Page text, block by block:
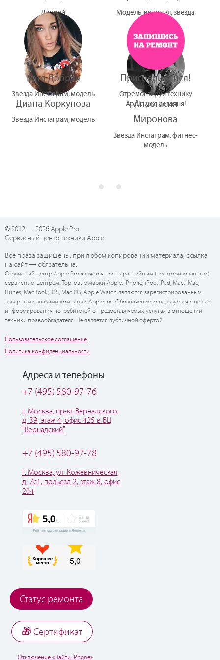
Диджей
Модель, ведущая, звезда
Диана Коркунова
Звезда Инстаграм, модель
Анастасия
Миронова
Звезда Инстаграм, фитнес-
модель
Катя Добрая
Звезда Инстаграм, модель
Присоединяйся!
Отремонтируй технику
Apple уже сегодня!
© 2012 — 2026 Apple Pro
Сервисный центр техники Apple
Все права защищены, при любом копировании материала, ссылка
на сайт — обязательна.
Сервисный центр Apple Pro является постгарантийным (неавторизованным)
сервисным центром. Торговые марки Apple, iPhone, iPod, iPad, Mac, iMac,
iTunes, MacBook, iOS, Mac OS, Apple Watch являются зарегистрированным
товарными знаками компании Apple Inc. Обозначение используется с целью
информирования потребителей о предоставляемых услугах в отношении
техники правообладателя. Не является публичной офертой.
Пользовательское соглашение
Политика конфиденциальности
Адреса и телефоны
+7 (495) 580-97-76
г. Москва, пр-кт Вернадского,
д. 39, этаж 4, офис 425 в БЦ
"Вернадский"
+7 (495) 580-97-78
г. Москва, ул. Кожевническая,
д. 7с1, подьезд 2, этаж 8, офис
204
Статус ремонта
🎁 Cертификат
Отключение «Найти iPhone»